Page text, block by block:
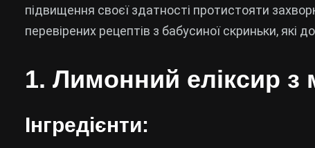
підвищення своєї здатності протистояти
перевірених рецептів з бабусиної скриньки, які
1. Лимонний еліксир з
Інгредієнти: